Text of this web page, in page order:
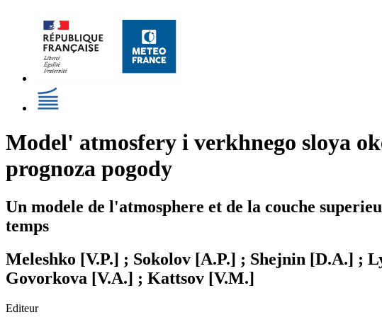
Model' atmosfery i verkhnego sloya
prognoza pogody
Un modele de l'atmosphere et de la couche
temps
Meleshko [V.P.] ; Sokolov [A.P.] ; Shejnin [D.A.] ;
Govorkova [V.A.] ; Kattsov [V.M.]
Editeur